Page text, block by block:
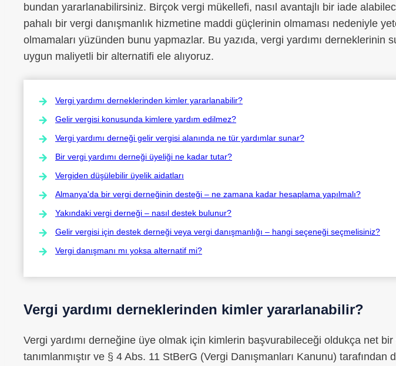
bundan yararlanabilirsiniz. Birçok vergi mükellefi, nasıl avantajlı bir iade
pahalı bir vergi danışmanlık hizmetine maddi güçlerinin olmaması nedeniyle
olmamaları yüzünden bunu yapmazlar. Bu yazıda, vergi yardımı derneklerinin
uygun maliyetli bir alternatifi ele alıyoruz.
Vergi yardımı derneklerinden kimler yararlanabilir?
Gelir vergisi konusunda kimlere yardım edilmez?
Vergi yardımı derneği gelir vergisi alanında ne tür yardımlar sunar?
Bir vergi yardımı derneği üyeliği ne kadar tutar?
Vergiden düşülebilir üyelik aidatları
Almanya'da bir vergi derneğinin desteği – ne zamana kadar hesaplama yapılmalı?
Yakındaki vergi derneği – nasıl destek bulunur?
Gelir vergisi için destek derneği veya vergi danışmanlığı – hangi seçeneği seçmelisiniz?
Vergi danışmanı mı yoksa alternatif mi?
Vergi yardımı derneklerinden kimler yararlanabilir?
Vergi yardımı derneğine üye olmak için kimlerin başvurabileceği oldukça net
tanımlanmıştır ve § 4 Abs. 11 StBerG (Vergi Danışmanları Kanunu) tarafından